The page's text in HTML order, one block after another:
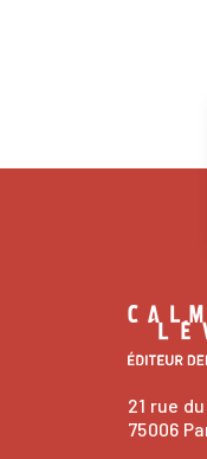
21 rue
75006